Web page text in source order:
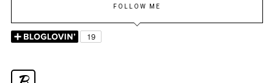
FOLLOW ME